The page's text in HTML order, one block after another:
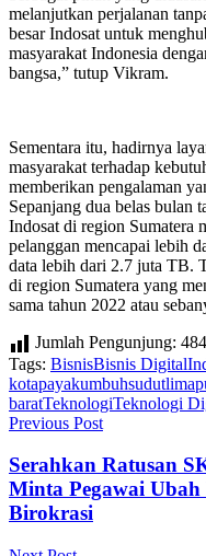
melanjutkan perjalanan
besar Indosat untuk
masyarakat Indonesia
bangsa,” tutup Vikram.
Sementara itu, hadirnya
masyarakat terhadap
memberikan pengalaman
Sepanjang dua belas bulan
Indosat di region Sumatera
pelanggan mencapai lebih
data lebih dari 2.7 juta TB.
di region Sumatera yang
sama tahun 2022 atau
Jumlah Pengunjung: 484
Tags: BisnisBisnis Digital
kotapayakumbuh
baratTeknologiTeknologi
Previous Post
Serahkan Ratusan
Minta Pegawai
Birokrasi